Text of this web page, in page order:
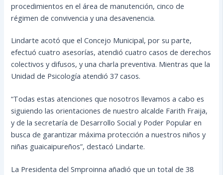
procedimientos en el área de manutención, cinco de
régimen de convivencia y una desavenencia.
Lindarte acotó que el Concejo Municipal, por su parte,
efectuó cuatro asesorías, atendió cuatro casos de derechos
colectivos y difusos, y una charla preventiva. Mientras que la
Unidad de Psicología atendió 37 casos.
“Todas estas atenciones que nosotros llevamos a cabo es
siguiendo las orientaciones de nuestro alcalde Farith Fraija,
y de la secretaría de Desarrollo Social y Poder Popular en
busca de garantizar máxima protección a nuestros niños y
niñas guaicaipureños”, destacó Lindarte.
La Presidenta del Smproinna añadió que un total de 38